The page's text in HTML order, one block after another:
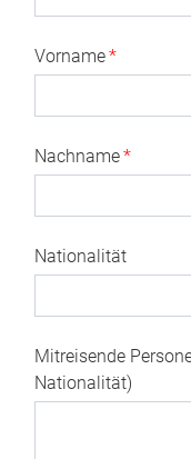
Vorname*
Nachname*
Nationalität
Mitreisende
Nationalität)